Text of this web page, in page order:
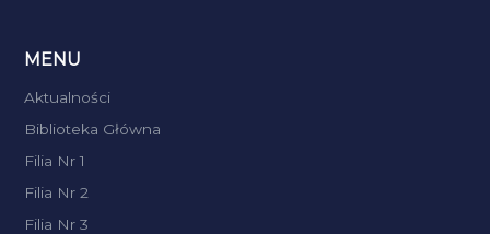
MENU
Aktualności
Biblioteka Główna
Filia Nr 1
Filia Nr 2
Filia Nr 3